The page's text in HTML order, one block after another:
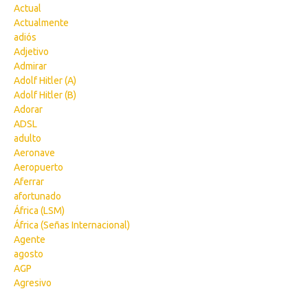
Actual
Actualmente
adiós
Adjetivo
Admirar
Adolf Hitler (A)
Adolf Hitler (B)
Adorar
ADSL
adulto
Aeronave
Aeropuerto
Aferrar
afortunado
África (LSM)
África (Señas Internacional)
Agente
agosto
AGP
Agresivo